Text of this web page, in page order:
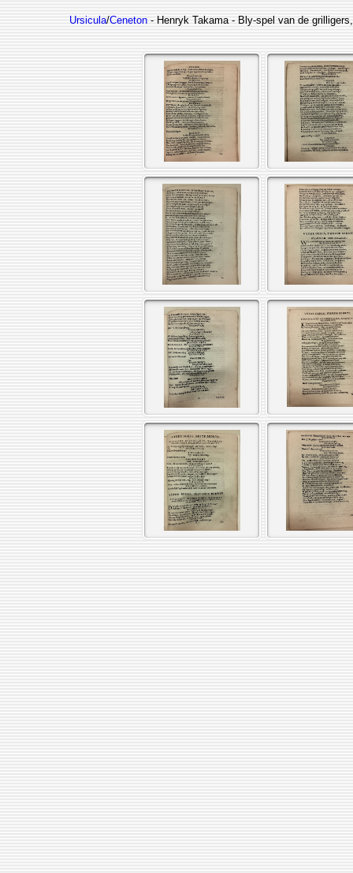
Ursicula/Ceneton - Henryk Takama - Bly-spel van de